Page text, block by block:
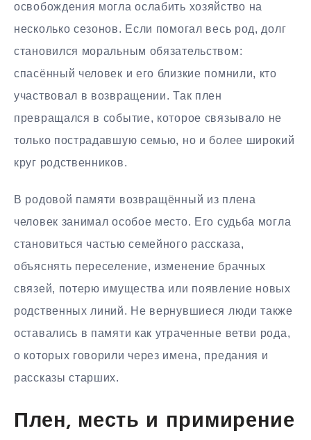
освобождения могла ослабить хозяйство на
несколько сезонов. Если помогал весь род, долг
становился моральным обязательством:
спасённый человек и его близкие помнили, кто
участвовал в возвращении. Так плен
превращался в событие, которое связывало не
только пострадавшую семью, но и более широкий
круг родственников.
В родовой памяти возвращённый из плена
человек занимал особое место. Его судьба могла
становиться частью семейного рассказа,
объяснять переселение, изменение брачных
связей, потерю имущества или появление новых
родственных линий. Не вернувшиеся люди также
оставались в памяти как утраченные ветви рода,
о которых говорили через имена, предания и
рассказы старших.
Плен, месть и примирение